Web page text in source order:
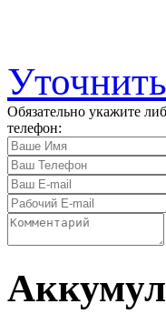
Обязательно укажите
телефон: